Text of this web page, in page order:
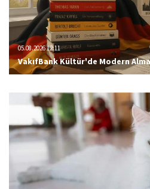
05.08.2026 12:11
VakıfBank Kültür'de Modern